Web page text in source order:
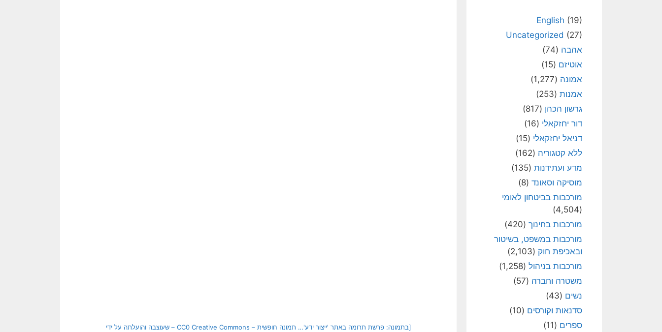
[בתמונה: פרשת תרומה באתר 'ייצור ידע'… תמונה חופשית – CC0 Creative Commons – שעוצבה והועלתה על ידי
English (19)
Uncategorized (27)
אהבה (74)
אוטיזם (15)
אמונה (1,277)
אמנות (253)
גרשון הכהן (817)
דור יחזקאלי (16)
דניאל יחזקאלי (15)
ללא קטגוריה (162)
מדע ועתידנות (135)
מוסיקה וסאונד (8)
מורכבות בביטחון לאומי
(4,504)
מורכבות בחינוך (420)
מורכבות במשפט, בשיטור
ובאכיפת חוק (2,103)
מורכבות בניהול (1,258)
משטרה וחברה (57)
נשים (43)
סדנאות וקורסים (10)
ספרים (11)